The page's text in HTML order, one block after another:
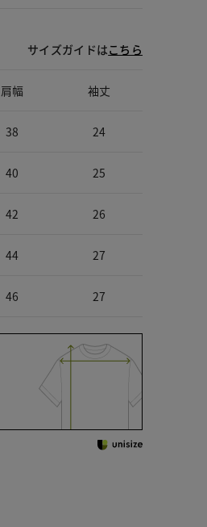
サイズガイドはこちら
肩幅 袖丈
38 24
40 25
42 26
44 27
46 27